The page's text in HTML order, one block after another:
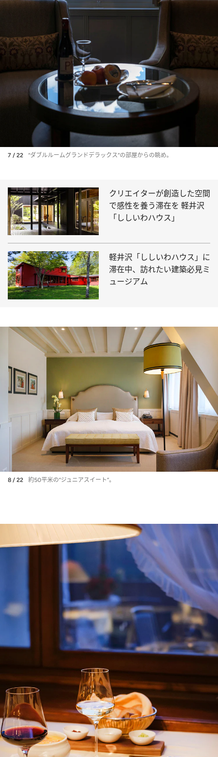
7 / 22 “ダブルルームグランドデラックス”の部屋からの眺め。
クリエイターが創造した空間
で感性を養う滞在を 軽井沢
「ししいわハウス」
軽井沢「ししいわハウス」に
滞在中、訪れたい建築必見ミ
ュージアム
8 / 22 約50平米の“ジュニアスイート”。